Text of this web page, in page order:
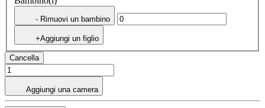
- Rimuovi un bambino
+Aggiungi un figlio
Cancella
Aggiungi una camera